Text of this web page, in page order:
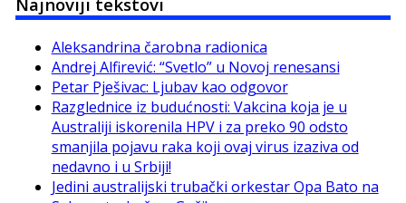
Aleksandrina čarobna radionica
Andrej Alfirević: “Svetlo” u Novoj renesansi
Petar Pješivac: Ljubav kao odgovor
Razglednice iz budućnosti: Vakcina koja je u
Australiji iskorenila HPV i za preko 90 odsto
smanjila pojavu raka koji ovaj virus izaziva od
nedavno i u Srbiji!
Jedini australijski trubački orkestar Opa Bato na